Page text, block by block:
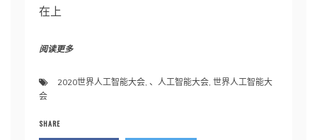
在上
阅读更多
2020世界人工智能大会 、人工智能大会 世界人工智能大
会
SHARE